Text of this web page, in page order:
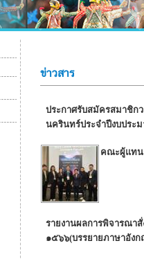
ข่าวสาร
ประกาศรับสมัครสมาชิก
นครินทร์ประจำปีงบประ
คณะผู้แทน
รายงานผลการพิจารณา
๑๕๖๖(บรรยายภาษาอังก